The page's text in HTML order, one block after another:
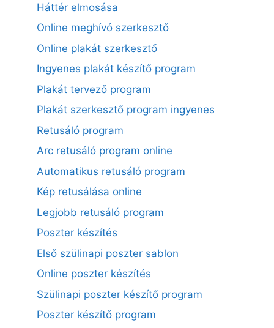
Háttér elmosása
Online meghívó szerkesztő
Online plakát szerkesztő
Ingyenes plakát készítő program
Plakát tervező program
Plakát szerkesztő program ingyenes
Retusáló program
Arc retusáló program online
Automatikus retusáló program
Kép retusálása online
Legjobb retusáló program
Poszter készítés
Első szülinapi poszter sablon
Online poszter készítés
Szülinapi poszter készítő program
Poszter készítő program